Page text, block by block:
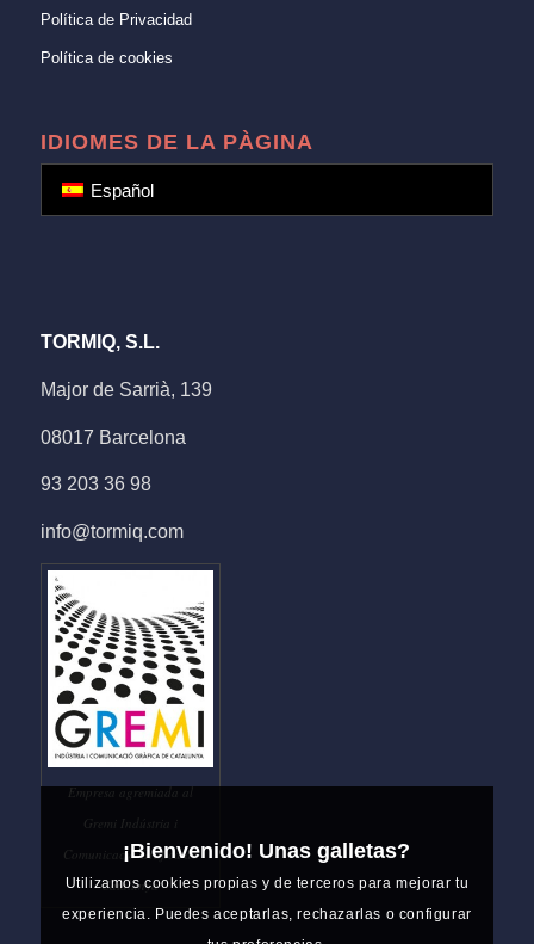
Política de Privacidad
Política de cookies
IDIOMES DE LA PÀGINA
Español
TORMIQ, S.L.
Major de Sarrià, 139
08017 Barcelona
93 203 36 98
info@tormiq.com
Empresa agremiada al
Gremi Indústria i
Comunicació Gràfica de
Catalunya
¡Bienvenido! Unas galletas?
Utilizamos cookies propias y de terceros para mejorar tu
experiencia. Puedes aceptarlas, rechazarlas o configurar